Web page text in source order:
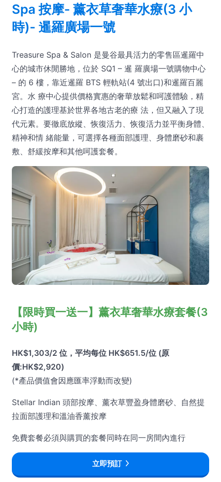
Spa 按摩- 薰衣草奢華水療(3 小
時)- 暹羅廣場一號
Treasure Spa & Salon 是曼谷最具活力的零售區暹羅中
心的城市休閒勝地，位於 SQ1 – 暹 羅廣場一號購物中心
– 的 6 樓，靠近暹羅 BTS 輕軌站(4 號出口)和暹羅百麗
宮。水 療中心提供價格實惠的奢華放鬆和呵護體驗，精
心打造的護理基於世界各地古老的療 法，但又融入了現
代元素。要徹底放縱、恢復活力、恢復活力並平衡身體、
精神和情 緒能量，可選擇各種面部護理、身體磨砂和裹
敷、舒緩按摩和其他呵護套餐。
【限時買一送一】薰衣草奢華水療套餐(3
小時)
HK$1,303/2 位，平均每位 HK$651.5/位 (原
價:HK$2,920)
(*產品價值會因應匯率浮動而改變)
Stellar Indian 頭部按摩、薰衣草豐盈身體磨砂、自然提
拉面部護理和溫油香薰按摩
免費套餐必須與購買的套餐同時在同一房間內進行
立即預訂